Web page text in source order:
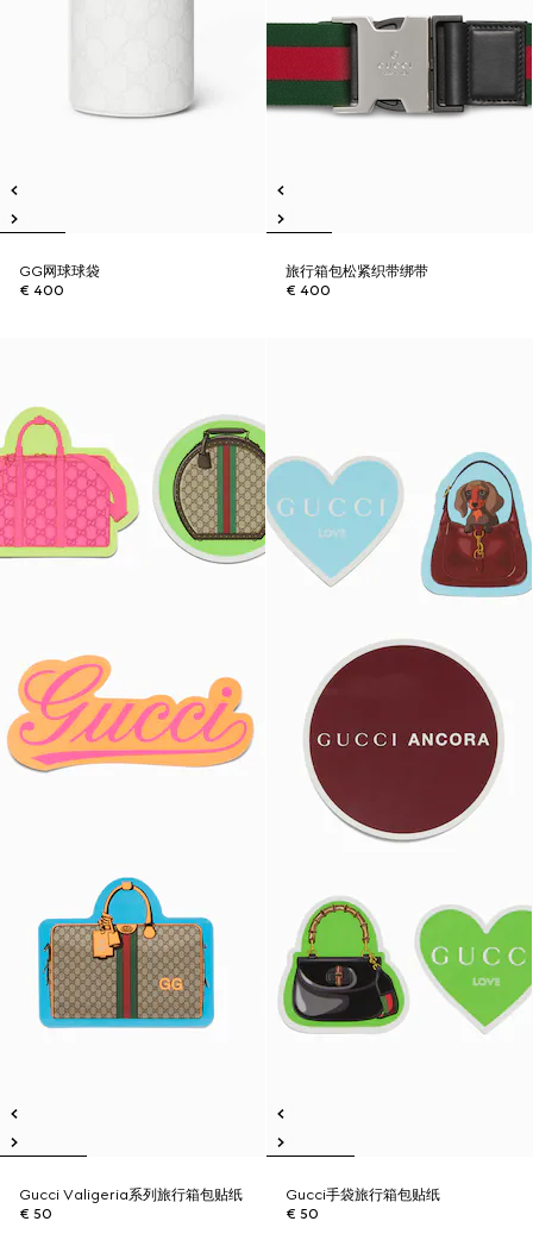
GG网球球袋
€ 400
旅行箱包松紧织带绑带
€ 400
Gucci Valigeria系列旅行箱包贴纸
€ 50
Gucci手袋旅行箱包贴纸
€ 50